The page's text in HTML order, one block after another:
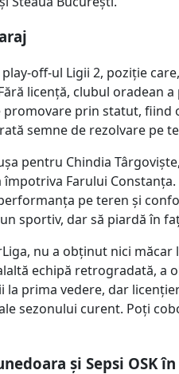
off-ul Ligii 2, poziție
licență, clubul oradean
prin statut, fiind
semne de rezolvare pe
pentru Chindia
Farului
pe teren și
sportiv, dar să piardă în
nu a obținut nici măcar
echipă retrogradată, a
prima vedere, dar
sezonului curent. Poți
și Sepsi OSK